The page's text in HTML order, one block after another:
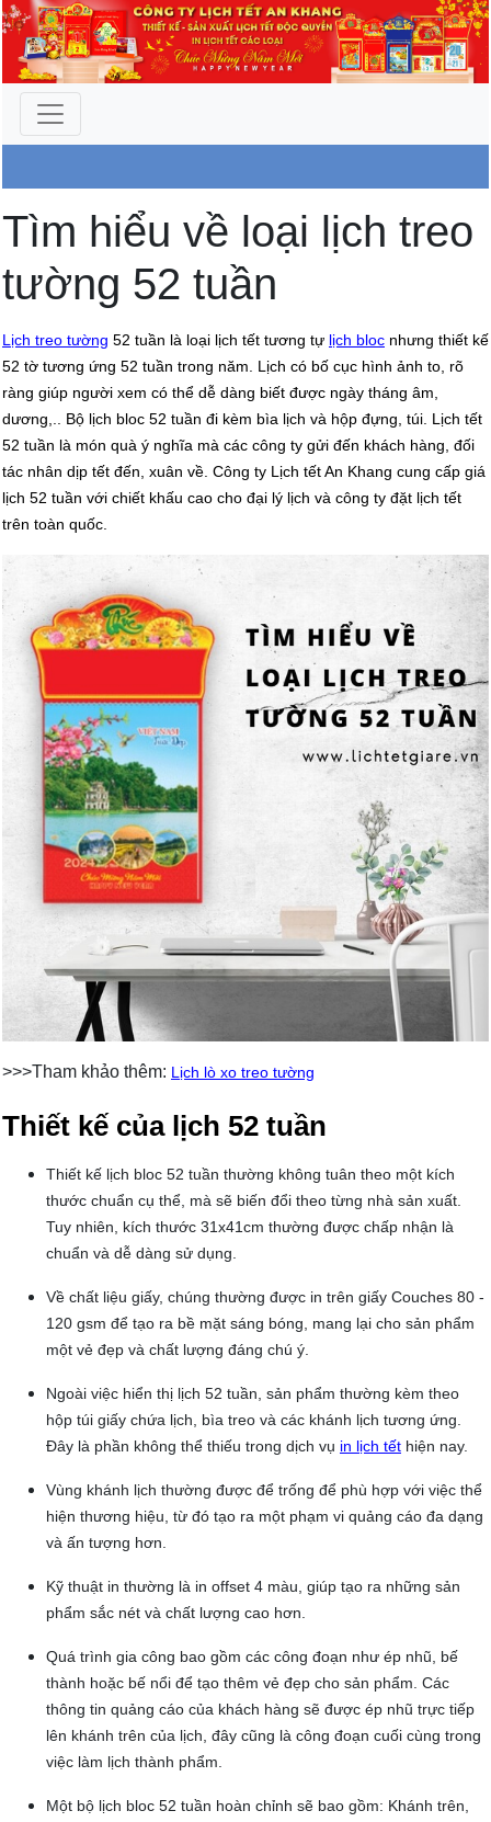
Công Ty An Khang
Tìm hiểu về loại lịch treo
tường 52 tuần
Lịch treo tường 52 tuần là loại lịch tết tương tự lịch bloc nhưng thiết kế
52 tờ tương ứng 52 tuần trong năm. Lịch có bố cục hình ảnh to, rõ
ràng giúp người xem có thể dễ dàng biết được ngày tháng âm,
dương,.. Bộ lịch bloc 52 tuần đi kèm bìa lịch và hộp đựng, túi. Lịch tết
52 tuần là món quà ý nghĩa mà các công ty gửi đến khách hàng, đối
tác nhân dịp tết đến, xuân về. Công ty Lịch tết An Khang cung cấp giá
lịch 52 tuần với chiết khấu cao cho đại lý lịch và công ty đặt lịch tết
trên toàn quốc.
>>>Tham khảo thêm: Lịch lò xo treo tường
Thiết kế của lịch 52 tuần
Thiết kế lịch bloc 52 tuần thường không tuân theo một kích
thước chuẩn cụ thể, mà sẽ biến đổi theo từng nhà sản xuất.
Tuy nhiên, kích thước 31x41cm thường được chấp nhận là
chuẩn và dễ dàng sử dụng.
Về chất liệu giấy, chúng thường được in trên giấy Couches 80 -
120 gsm để tạo ra bề mặt sáng bóng, mang lại cho sản phẩm
một vẻ đẹp và chất lượng đáng chú ý.
Ngoài việc hiển thị lịch 52 tuần, sản phẩm thường kèm theo
hộp túi giấy chứa lịch, bìa treo và các khánh lịch tương ứng.
Đây là phần không thể thiếu trong dịch vụ in lịch tết hiện nay.
Vùng khánh lịch thường được để trống để phù hợp với việc thể
hiện thương hiệu, từ đó tạo ra một phạm vi quảng cáo đa dạng
và ấn tượng hơn.
Kỹ thuật in thường là in offset 4 màu, giúp tạo ra những sản
phẩm sắc nét và chất lượng cao hơn.
Quá trình gia công bao gồm các công đoạn như ép nhũ, bế
thành hoặc bế nổi để tạo thêm vẻ đẹp cho sản phẩm. Các
thông tin quảng cáo của khách hàng sẽ được ép nhũ trực tiếp
lên khánh trên của lịch, đây cũng là công đoạn cuối cùng trong
việc làm lịch thành phẩm.
Một bộ lịch bloc 52 tuần hoàn chỉnh sẽ bao gồm: Khánh trên,